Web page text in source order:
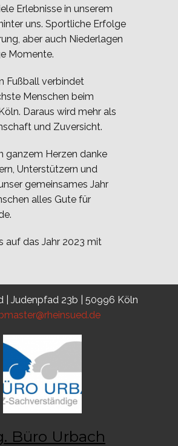
Erlebnisse in unserem
uns. Sportliche Erfolge
aber auch Niederlagen
Momente.
Fußball verbindet
Menschen beim
Daraus wird mehr als
und Zuversicht.
ganzem Herzen danke
Unterstützern und
gemeinsames Jahr
alles Gute für
auf das Jahr 2023 mit
| Judenpfad 23b | 50996 Köln
Büro Urbach